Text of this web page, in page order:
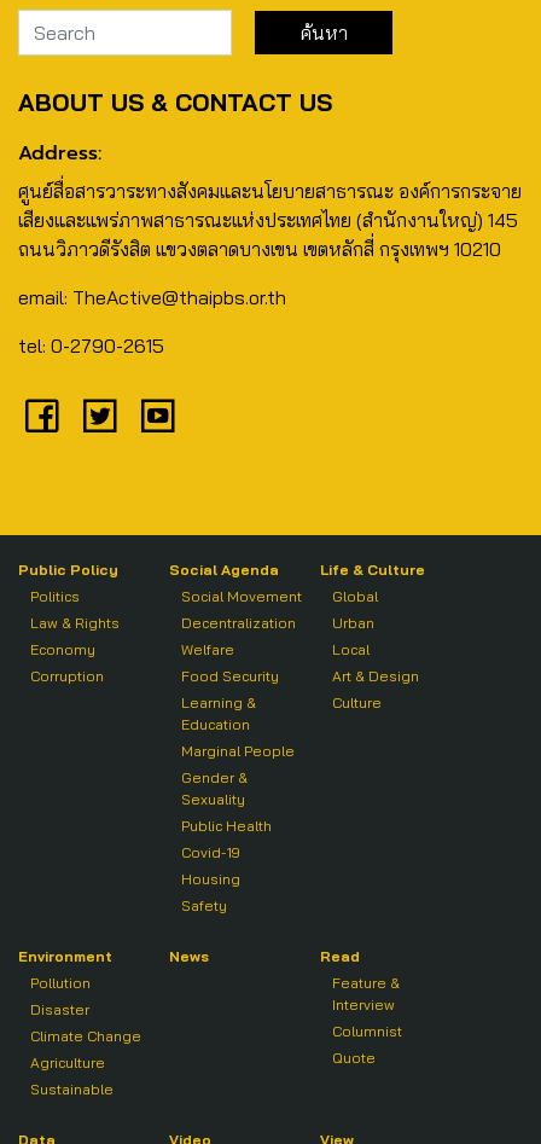
ABOUT US & CONTACT US
Address:
ศูนย์สื่อสารวาระทางสังคมและนโยบายสาธารณะ องค์การกระจาย
เสียงและแพร่ภาพสาธารณะแห่งประเทศไทย (สำนักงานใหญ่) 145
ถนนวิภาวดีรังสิต แขวงตลาดบางเขน เขตหลักสี่ กรุงเทพฯ 10210
email: TheActive@thaipbs.or.th
tel: 0-2790-2615
Public Policy
Politics
Law & Rights
Economy
Corruption
Social Agenda
Social Movement
Decentralization
Welfare
Food Security
Learning &
Education
Marginal People
Gender &
Sexuality
Public Health
Covid-19
Housing
Safety
Life & Culture
Global
Urban
Local
Art & Design
Culture
Environment
Pollution
Disaster
Climate Change
Agriculture
Sustainable
News
Read
Feature &
Interview
Columnist
Quote
Data Video View